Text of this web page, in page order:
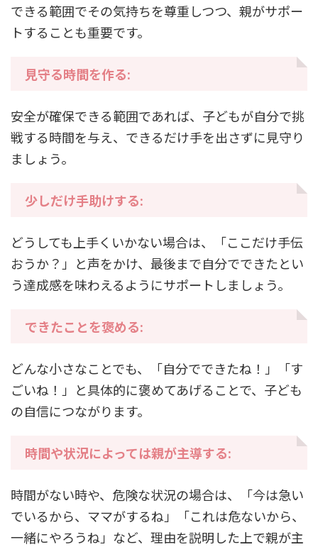
できる範囲でその気持ちを尊重しつつ、親がサポー
トすることも重要です。
見守る時間を作る:
安全が確保できる範囲であれば、子どもが自分で挑
戦する時間を与え、できるだけ手を出さずに見守り
ましょう。
少しだけ手助けする:
どうしても上手くいかない場合は、「ここだけ手伝
おうか？」と声をかけ、最後まで自分でできたとい
う達成感を味わえるようにサポートしましょう。
できたことを褒める:
どんな小さなことでも、「自分でできたね！」「す
ごいね！」と具体的に褒めてあげることで、子ども
の自信につながります。
時間や状況によっては親が主導する:
時間がない時や、危険な状況の場合は、「今は急い
でいるから、ママがするね」「これは危ないから、
一緒にやろうね」など、理由を説明した上で親が主